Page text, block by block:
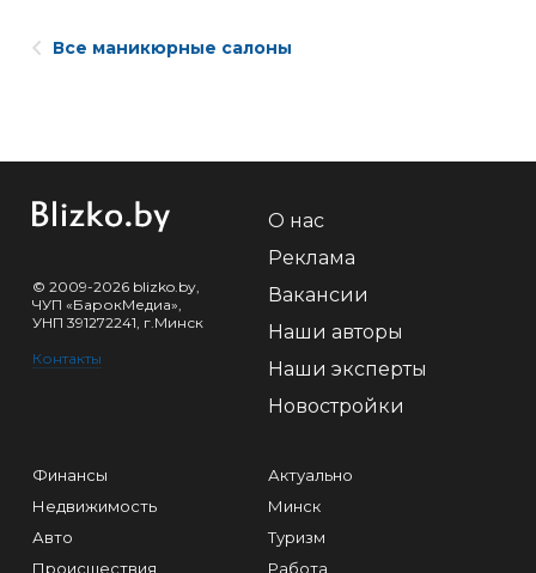
Все маникюрные салоны
© 2009-2026 blizko.by,
ЧУП «БарокМедиа»,
УНП 391272241, г.Минск
Контакты
О нас
Реклама
Вакансии
Наши авторы
Наши эксперты
Новостройки
Финансы
Недвижимость
Авто
Происшествия
Актуально
Минск
Туризм
Работа